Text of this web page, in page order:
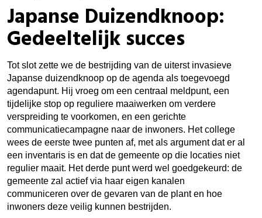
Japanse Duizendknoop:
Gedeeltelijk succes
Tot slot zette we de bestrijding van de uiterst invasieve
Japanse duizendknoop op de agenda als toegevoegd
agendapunt. Hij vroeg om een centraal meldpunt, een
tijdelijke stop op reguliere maaiwerken om verdere
verspreiding te voorkomen, en een gerichte
communicatiecampagne naar de inwoners. Het college
wees de eerste twee punten af, met als argument dat er al
een inventaris is en dat de gemeente op die locaties niet
regulier maait. Het derde punt werd wel goedgekeurd: de
gemeente zal actief via haar eigen kanalen
communiceren over de gevaren van de plant en hoe
inwoners deze veilig kunnen bestrijden.